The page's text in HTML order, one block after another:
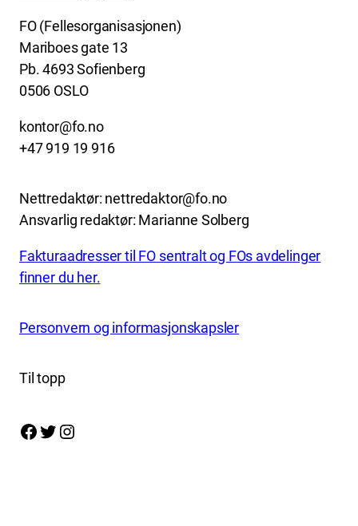
FO (Fellesorganisasjonen)
Mariboes gate 13
Pb. 4693 Sofienberg
0506 OSLO
kontor@fo.no
+47 919 19 916
Nettredaktør: nettredaktor@fo.no
Ansvarlig redaktør: Marianne Solberg
Fakturaadresser til FO sentralt og FOs avdelinger
finner du her.
Personvern og informasjonskapsler
Til topp
Facebook Twitter Instagram